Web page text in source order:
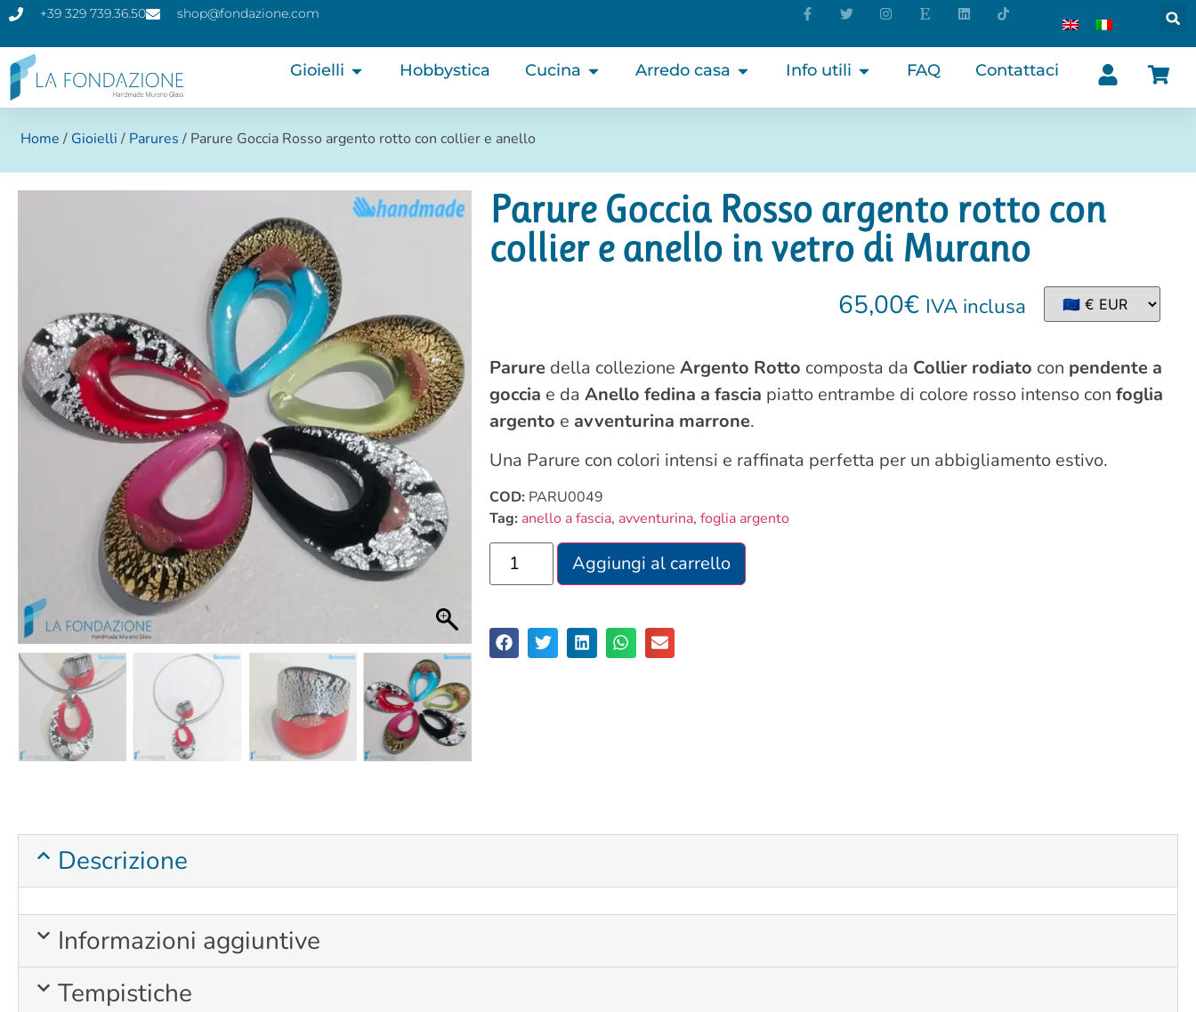
+39 329 739.36.50 shop@fondazione.com
Gioielli Hobbystica Cucina Arredo casa Info utili FAQ Contattaci
Home / Gioielli / Parures / Parure Goccia Rosso argento rotto con collier e anello
Parure Goccia Rosso argento rotto con
collier e anello in vetro di Murano
65,00€ IVA inclusa
Parure della collezione Argento Rotto composta da Collier rodiato con pendente a
goccia e da Anello fedina a fascia piatto entrambe di colore rosso intenso con foglia
argento e avventurina marrone.
Una Parure con colori intensi e raffinata perfetta per un abbigliamento estivo.
COD: PARU0049
Tag: anello a fascia, avventurina, foglia argento
Aggiungi al carrello
Descrizione
Informazioni aggiuntive
Tempistiche